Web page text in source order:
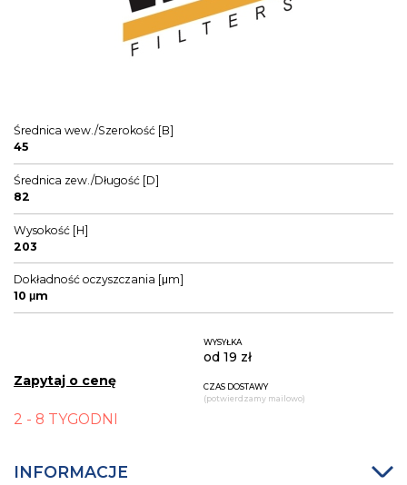
Średnica wew./Szerokość [B]
45
Średnica zew./Długość [D]
82
Wysokość [H]
203
Dokładność oczyszczania [μm]
10 μm
Zapytaj o cenę
2 - 8 TYGODNI
WYSYŁKA
od 19 zł
CZAS DOSTAWY
(potwierdzamy mailowo)
INFORMACJE